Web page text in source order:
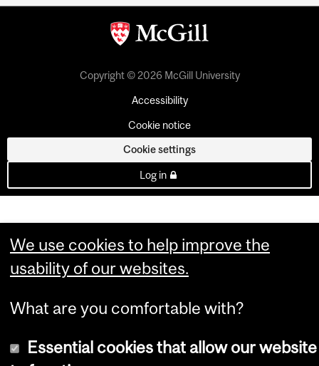
Copyright © 2026 McGill University
Accessibility
Cookie notice
Cookie settings
Log in
We use cookies to help improve the
usability of our websites.
What are you comfortable with?
Essential cookies that allow our website